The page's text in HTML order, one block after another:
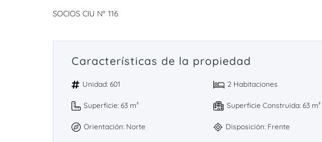
SOCIOS CIU Nº 116
Características de la propiedad
Unidad: 601 2 Habitaciones
Superficie: 63 m² Superficie Construida: 63 m²
Orientación: Norte Disposición: Frente